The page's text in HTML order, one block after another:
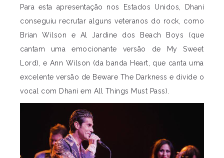
Para esta apresentação nos Estados Unidos, Dhani
conseguiu recrutar alguns veteranos do rock, como
Brian Wilson e Al Jardine dos Beach Boys (que
cantam uma emocionante versão de My Sweet
Lord), e Ann Wilson (da banda Heart, que canta uma
excelente versão de Beware The Darkness e divide o
vocal com Dhani em All Things Must Pass).